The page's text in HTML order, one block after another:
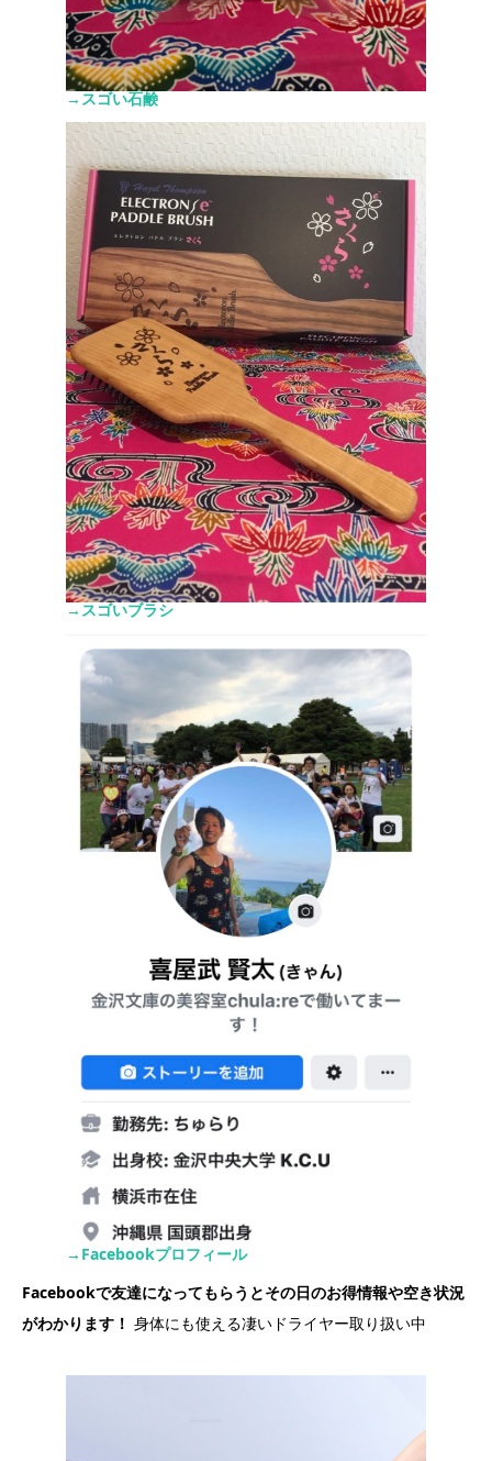
→スゴい石鹸
→スゴいブラシ
→Facebookプロフィール
Facebookで友達になってもらうとその日のお得情報や空き状況
がわかります！ 身体にも使える凄いドライヤー取り扱い中